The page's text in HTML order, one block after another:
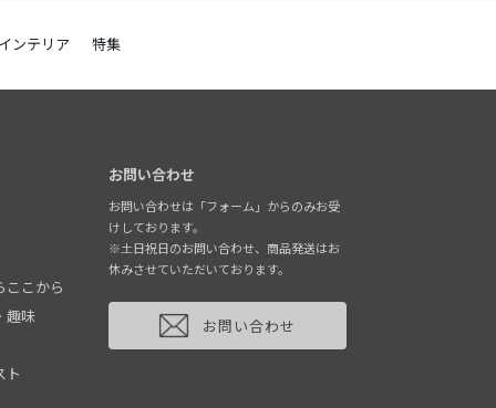
ンテリア 特集
ここから
趣味
ト
お問い合わせ
お問い合わせは「フォーム」からのみお受
けしております。
※土日祝日のお問い合わせ、商品発送はお
休みさせていただいております。
お問い合わせ